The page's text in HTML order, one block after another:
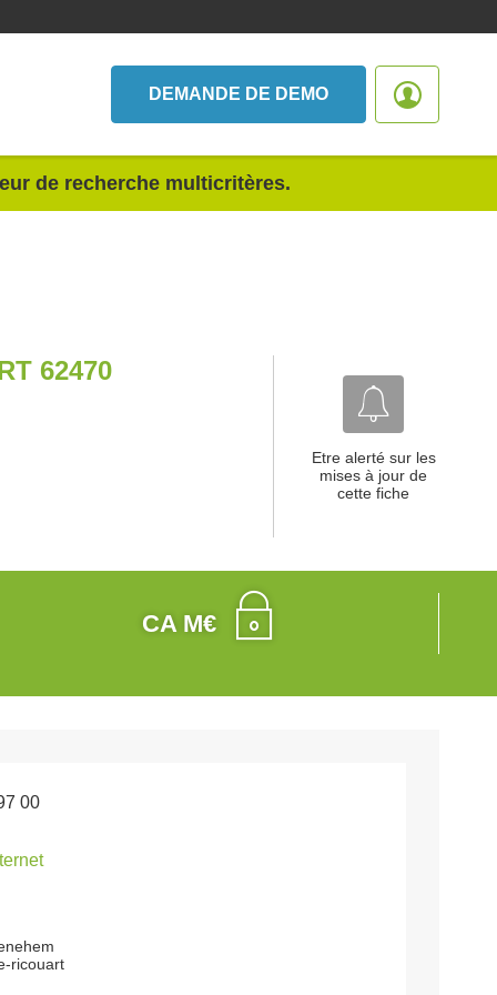
DEMANDE DE DEMO
de recherche multicritères.
62470
Etre alerté sur les
mises à jour de
cette fiche
CA M€
00
ricouart